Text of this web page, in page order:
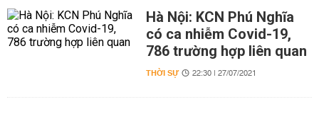
Hà Nội: KCN Phú Nghĩa
có ca nhiễm Covid-19,
786 trường hợp liên quan
THỜI SỰ 22:30 | 27/07/2021